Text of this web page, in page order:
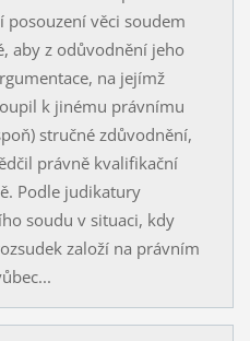
věci soudem
aby z odůvodnění jeho
na jejímž
k jinému právnímu
stručné zdůvodnění,
právně kvalifikační
Podle judikatury
soudu v situaci, kdy
založí na právním